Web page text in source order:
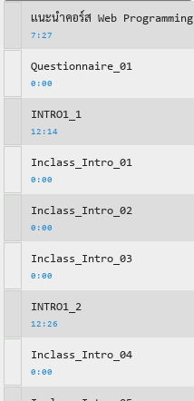
แนะนำคอร์ส Web Programming
7:27
Questionnaire_01
0:00
INTRO1_1
12:14
Inclass_Intro_01
0:00
Inclass_Intro_02
0:00
Inclass_Intro_03
0:00
INTRO1_2
12:26
Inclass_Intro_04
0:00